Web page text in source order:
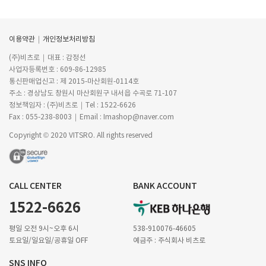
이용약관 개인정보처리방침
(주)비츠로
대표 : 감정선
사업자등록번호 : 609-86-12985
통신판매업신고 : 제 2015-마산회원-0114호
주소 : 경상남도 창원시 마산회원구 내서읍 수곡로 71-107
정보책임자 : (주)비츠로
Tel : 1522-6626
Fax : 055-238-8003
Email : Imashop@naver.com
Copyright © 2020 VITSRO. All rights reserved
CALL CENTER
1522-6626
평일 오전 9시~오후 6시
토요일/일요일/공휴일 OFF
BANK ACCOUNT
538-910076-46605
예금주 : 주식회사 비츠로
SNS INFO